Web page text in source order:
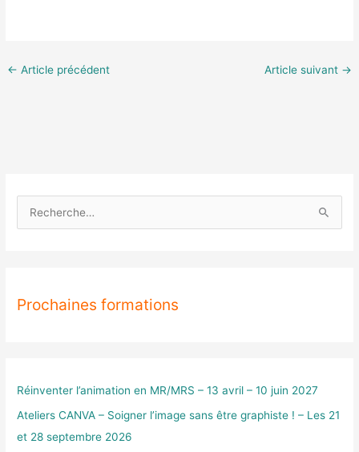
← Article précédent Article suivant →
e
e
r
Prochaines formations
Réinventer l’animation en MR/MRS – 13 avril – 10 juin 2027
Ateliers CANVA – Soigner l’image sans être graphiste ! – Les 21
et 28 septembre 2026